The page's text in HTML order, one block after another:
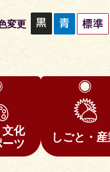
変更
化
ーツ
しごと・